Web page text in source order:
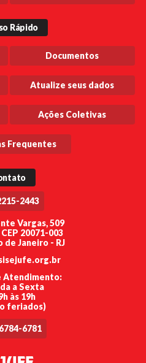
Rápido
Documentos
Atualize seus dados
Ações Coletivas
Frequentes
2443
Vargas, 509
20071-003
de Janeiro - RJ
Atendimento:
a Sexta
às 19h
feriados)
6781